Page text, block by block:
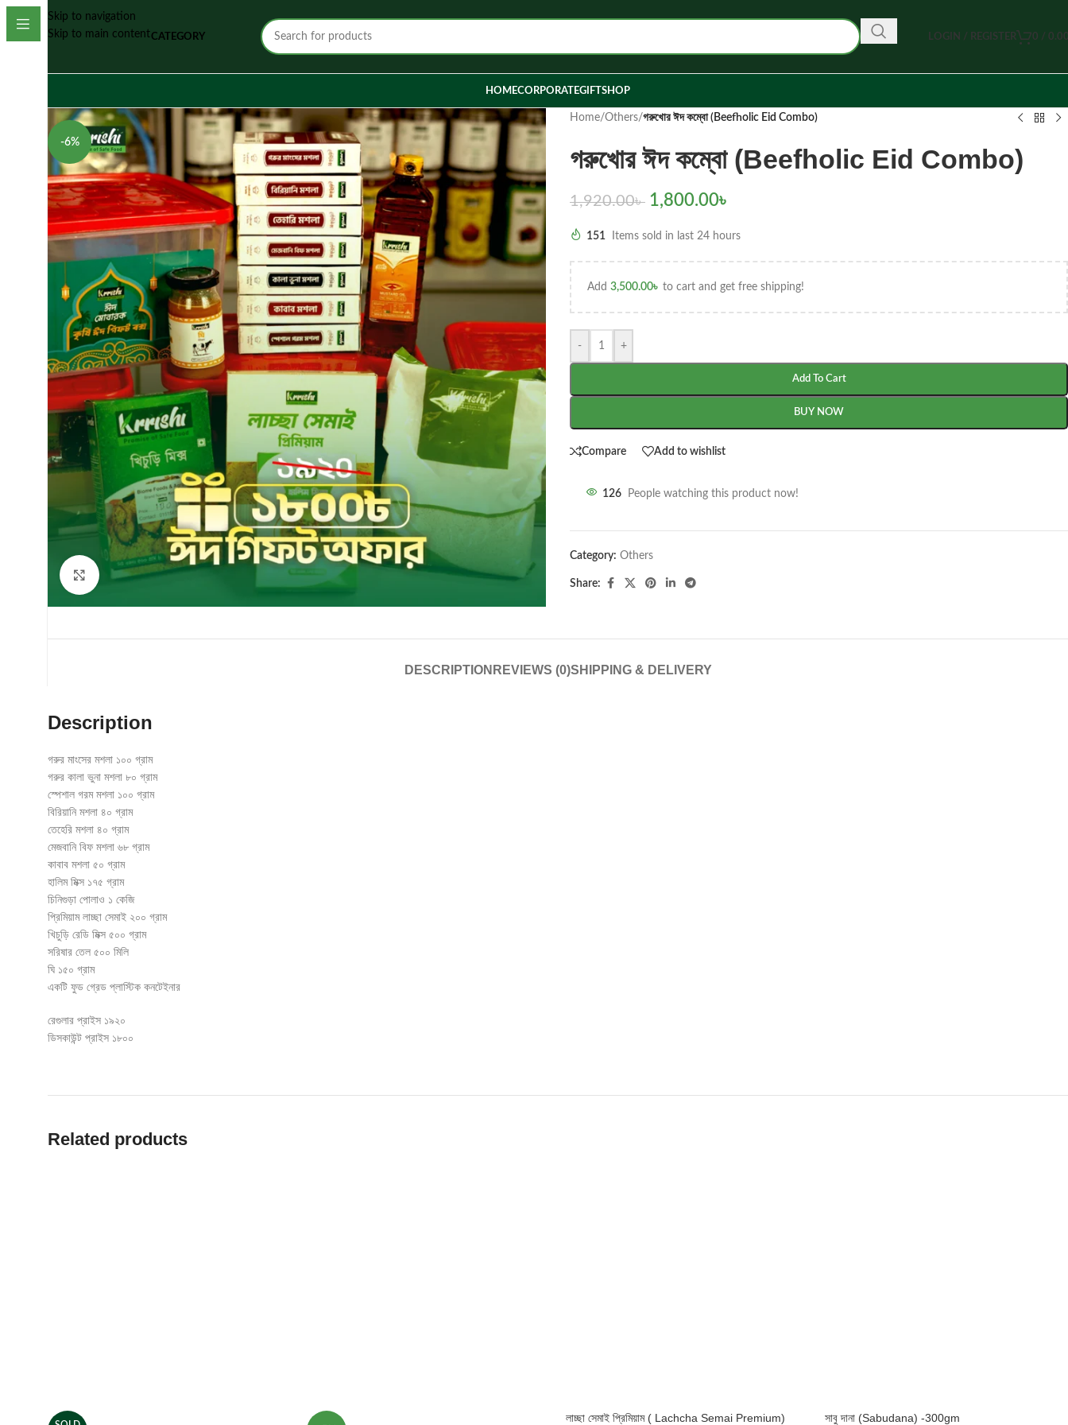
Skip to navigation
Skip to main contentCATEGORY LOGIN / REGISTER 0 /
HOMECORPORATEGIFTSHOP
-6%
Click to enlarge
Home/Others/গরুখোর ঈদ কম্বো (Beefholic Eid Combo)
গরুখোর ঈদ কম্বো (Beefholic Eid Combo)
1,920.00৳ 1,800.00৳
151 Items sold in last 24 hours
Add 3,500.00৳ to cart and get free shipping!
- +
Add To Cart
BUY NOW
Compare Add to wishlist
126 People watching this product now!
Category: Others
Share:
DESCRIPTION REVIEWS (0)SHIPPING & DELIVERY
Description
গরুর মাংসের মশলা ১০০ গ্রাম
গরুর কালা ভুনা মশলা ৮০ গ্রাম
স্পেশাল গরম মশলা ১০০ গ্রাম
বিরিয়ানি মশলা ৪০ গ্রাম
তেহেরি মশলা ৪০ গ্রাম
মেজবানি বিফ মশলা ৬৮ গ্রাম
কাবাব মশলা ৫০ গ্রাম
হালিম মিক্স ১৭৫ গ্রাম
চিনিগুড়া পোলাও ১ কেজি
প্রিমিয়াম লাচ্ছা সেমাই ২০০ গ্রাম
খিচুড়ি রেডি মিক্স ৫০০ গ্রাম
সরিষার তেল ৫০০ মিলি
ঘি ১৫০ গ্রাম
একটি ফুড গ্রেড প্লাস্টিক কনটেইনার
রেগুলার প্রাইস ১৯২০
ডিসকাউন্ট প্রাইস ১৮০০
Related products
লাচ্ছা সেমাই প্রিমিয়াম ( Lachcha Semai Premium)
সাবু দানা (Sabudana) -300gm